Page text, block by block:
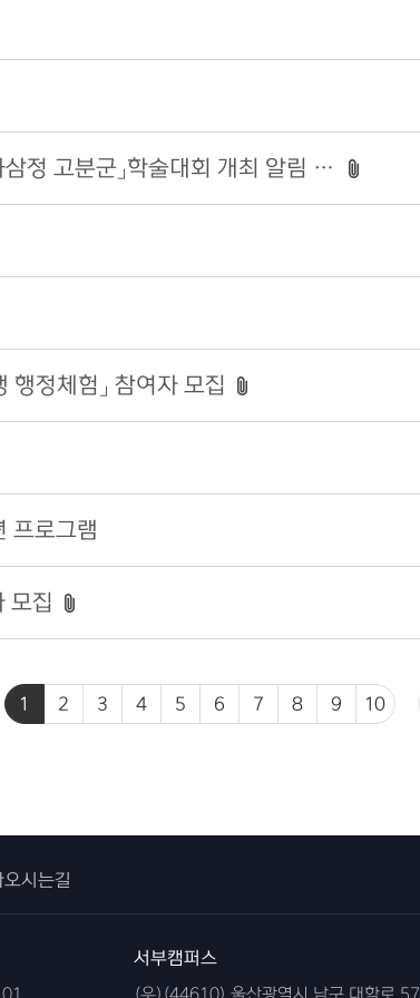
울산대곡박물관 「500년 간의 기록, 울산 하삼정 고분군」학술대회 개최 알림 및 참석 요청
정체험」 참여자 모집
프로그램
모집
1 2 3 4 5 6 7 8 9 10
오시는길
서부캠퍼스
(우)(44610) 울산광역시 남구 대학로 57